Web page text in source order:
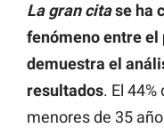
La gran citase ha
fenómeno entre el
demuestra el
resultados. El
menores de 35